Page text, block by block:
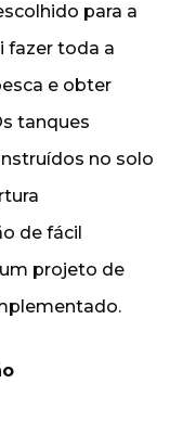
para a
fazer toda a
e obter
tanques
no solo
de fácil
projeto de